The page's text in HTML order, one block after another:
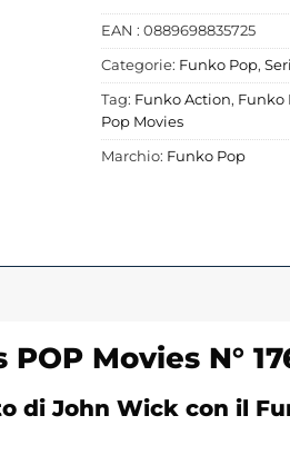
EAN : 0889698835725
Categorie: Funko Pop,
Tag: Funko Action, Funko
Pop Movies
Marchio: Funko Pop
POP MoviesN°
di John Wick con il